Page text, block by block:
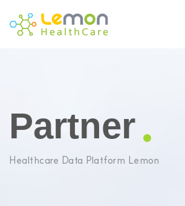
Partner
Healthcare Data Platform Lemon